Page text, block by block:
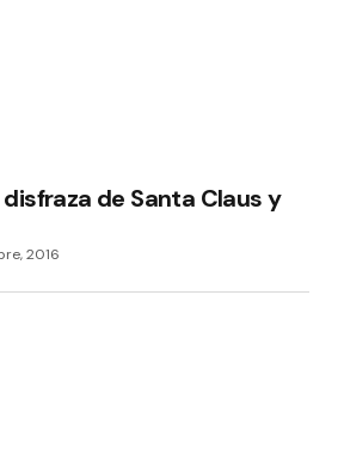
de Santa Claus y
2016